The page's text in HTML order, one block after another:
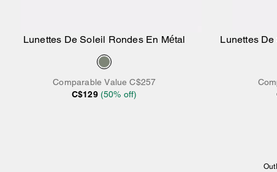
Lunettes De Soleil Rondes En Métal
Comparable Value C$257
C$129 (50% off)
Lunettes